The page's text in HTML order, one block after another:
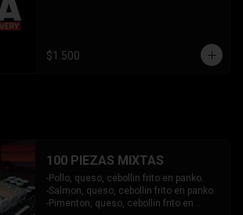
$1.500
100 PIEZAS MIXTAS
-Pollo, queso, cebollin frito en panko.
-Salmon, queso, cebollin frito en panko.
-Pimenton, queso, cebollin frito en